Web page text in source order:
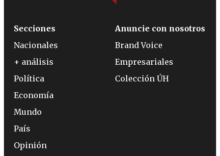
Secciones
Nacionales
+ análisis
Política
Economía
Mundo
País
Opinión
Anuncie con nosotros
Brand Voice
Empresariales
Colección ÚH